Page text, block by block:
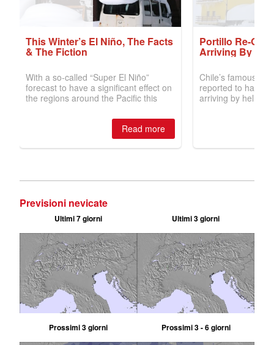
Previsioni nevicate
Ultimi 7 giorni Ultimi 3 giorni
Prossimi 3 giorni Prossimi 3 - 6 giorni